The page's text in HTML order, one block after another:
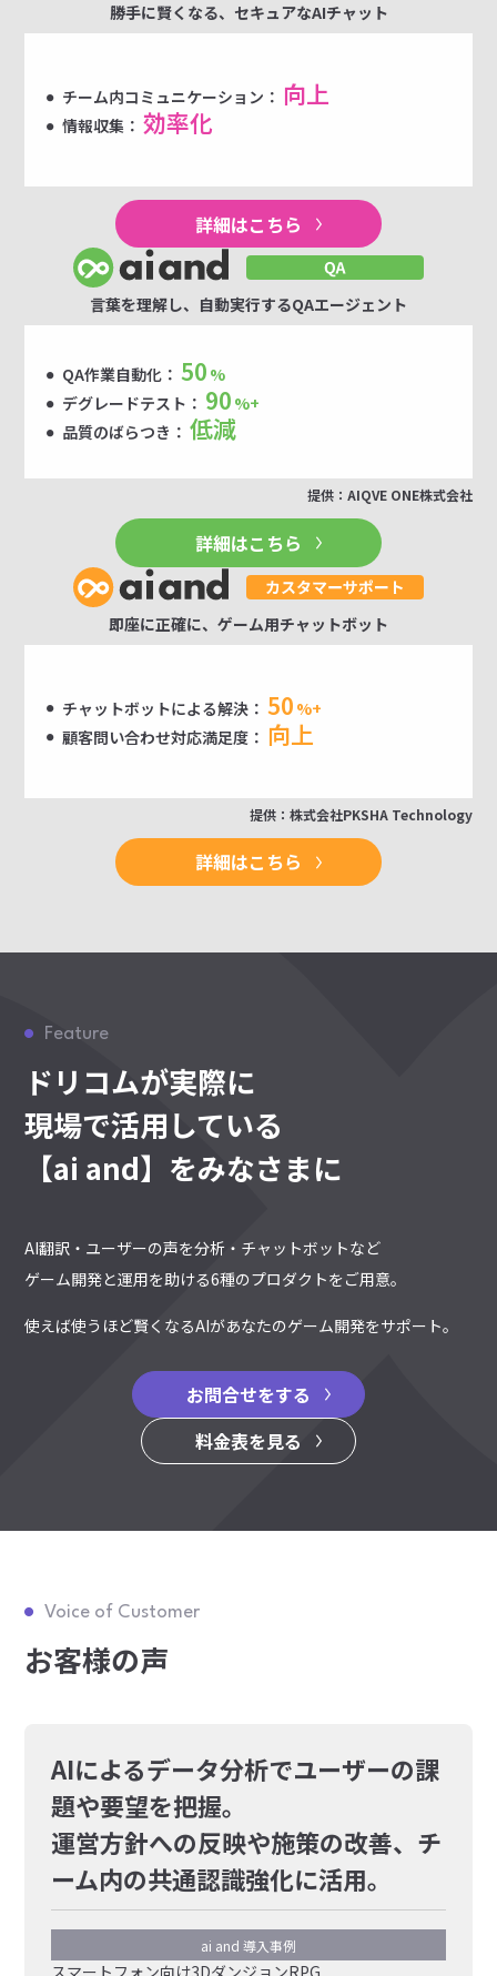
勝手に賢くなる、セキュアなAIチャット
チーム内コミュニケーション： 向上
情報収集： 効率化
詳細はこちら
言葉を理解し、自動実行するQAエージェント
QA作業自動化： 50 %
デグレードテスト： 90 %+
品質のばらつき： 低減
提供：AIQVE ONE株式会社
詳細はこちら
即座に正確に、ゲーム用チャットボット
チャットボットによる解決： 50 %+
顧客問い合わせ対応満足度： 向上
提供：株式会社PKSHA Technology
詳細はこちら
Feature
ドリコムが実際に
現場で活用している
【ai and】をみなさまに
AI翻訳・ユーザーの声を分析・チャットボットなど
ゲーム開発と運用を助ける6種のプロダクトをご用意。
使えば使うほど賢くなるAIがあなたのゲーム開発をサポート。
お問合せをする
料金表を見る
Voice of Customer
お客様の声
AIによるデータ分析でユーザーの課
題や要望を把握。
運営方針への反映や施策の改善、チ
ーム内の共通認識強化に活用。
ai and 導入事例
スマートフォン向け3DダンジョンRPG